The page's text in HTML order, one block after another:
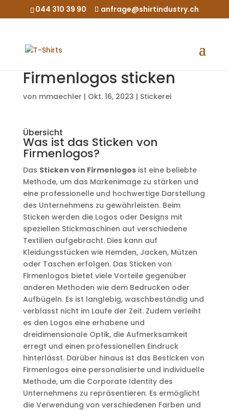
044 310 39 90 anfrage@shirtindustry.ch
Firmenlogos sticken
von mmaechler | Okt. 16, 2023 | Stickerei
Übersicht
Was ist das Sticken von
Firmenlogos?
Das Sticken von Firmenlogosist eine beliebte
Methode, um das Markenimage zu stärken und
eine professionelle und hochwertige Darstellung
des Unternehmens zu gewährleisten. Beim
Sticken werden die Logos oder Designs mit
speziellen Stickmaschinen auf verschiedene
Textilien aufgebracht. Dies kann auf
Kleidungsstücken wie Hemden, Jacken, Mützen
oder Taschen erfolgen. Das Sticken von
Firmenlogos bietet viele Vorteile gegenüber
anderen Methoden wie dem Bedrucken oder
Aufbügeln. Es ist langlebig, waschbeständig und
verblasst nicht im Laufe der Zeit. Zudem verleiht
es den Logos eine erhabene und
dreidimensionale Optik, die Aufmerksamkeit
erregt und einen professionellen Eindruck
hinterlässt. Darüber hinaus ist das Besticken von
Firmenlogos eine personalisierte und individuelle
Methode, um die Corporate Identity des
Unternehmens zu repräsentieren. Es ermöglicht
die Verwendung von verschiedenen Farben und